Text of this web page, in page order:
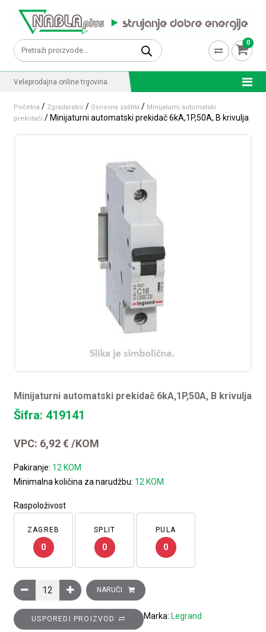
Pretraži: 0
Veleprodajna online trgovina
Početna / Zgradarstvo / Osnovna zaštita / Minijaturni automatski
prekidači / Minijaturni automatski prekidač 6kA,1P,50A, B krivulja
Minijaturni automatski prekidač 6kA,1P,50A, B krivulja
Šifra: 419141
VPC: 6,92€ /KOM
Pakiranje: 12 KOM
Minimalna količina za narudžbu: 12 KOM
Raspoloživost
ZAGREB
0
SPLIT
0
PULA
0
Minijaturni automatski prekidač 6kA,1P,50A, B krivulja količina
NARUČI
USPOREDI PROIZVOD Marka: Legrand